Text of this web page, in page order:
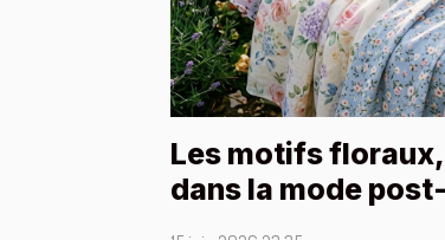
Les motifs
dans la mode